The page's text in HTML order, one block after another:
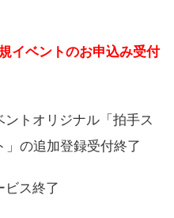
イベントのお申込み受付
トオリジナル「拍手ス
」の追加登録受付終了
ビス終了